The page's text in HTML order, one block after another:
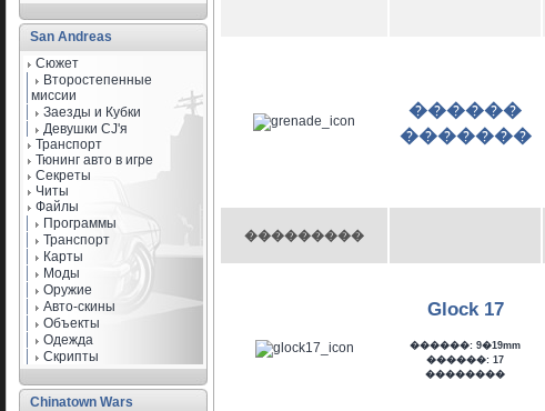
San Andreas
Сюжет
Второстепенные
миссии
Заезды и Кубки
Девушки CJ'я
Транспорт
Тюнинг авто в игре
Секреты
Читы
Файлы
Программы
Транспорт
Карты
Моды
Оружие
Авто-скины
Объекты
Одежда
Скрипты
Chinatown Wars
������
�������
���������
Glock 17
������: 9�19mm
������: 17
��������